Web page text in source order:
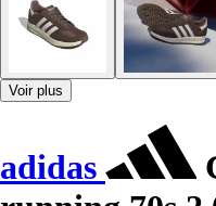
Voir plus
adidas